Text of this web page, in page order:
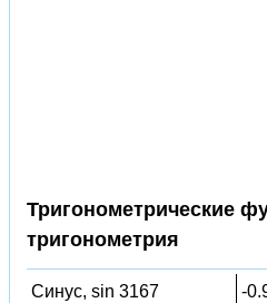
Тригонометрические
тригонометрия
Синус, sin 3167
-